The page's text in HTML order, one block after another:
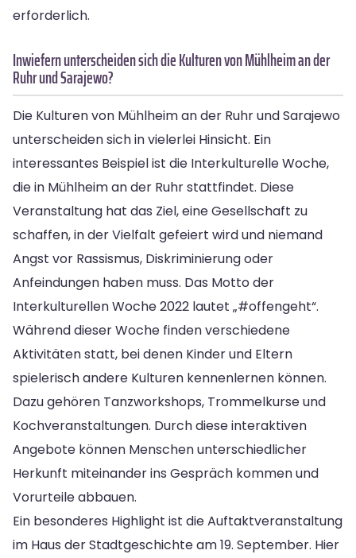
erforderlich.
Inwiefern unterscheiden sich die Kulturen von Mühlheim an der
Ruhr und Sarajewo?
Die Kulturen von Mühlheim an der Ruhr und Sarajewo
unterscheiden sich in vielerlei Hinsicht. Ein
interessantes Beispiel ist die Interkulturelle Woche,
die in Mühlheim an der Ruhr stattfindet. Diese
Veranstaltung hat das Ziel, eine Gesellschaft zu
schaffen, in der Vielfalt gefeiert wird und niemand
Angst vor Rassismus, Diskriminierung oder
Anfeindungen haben muss. Das Motto der
Interkulturellen Woche 2022 lautet „#offengeht“.
Während dieser Woche finden verschiedene
Aktivitäten statt, bei denen Kinder und Eltern
spielerisch andere Kulturen kennenlernen können.
Dazu gehören Tanzworkshops, Trommelkurse und
Kochveranstaltungen. Durch diese interaktiven
Angebote können Menschen unterschiedlicher
Herkunft miteinander ins Gespräch kommen und
Vorurteile abbauen.
Ein besonderes Highlight ist die Auftaktveranstaltung
im Haus der Stadtgeschichte am 19. September. Hier